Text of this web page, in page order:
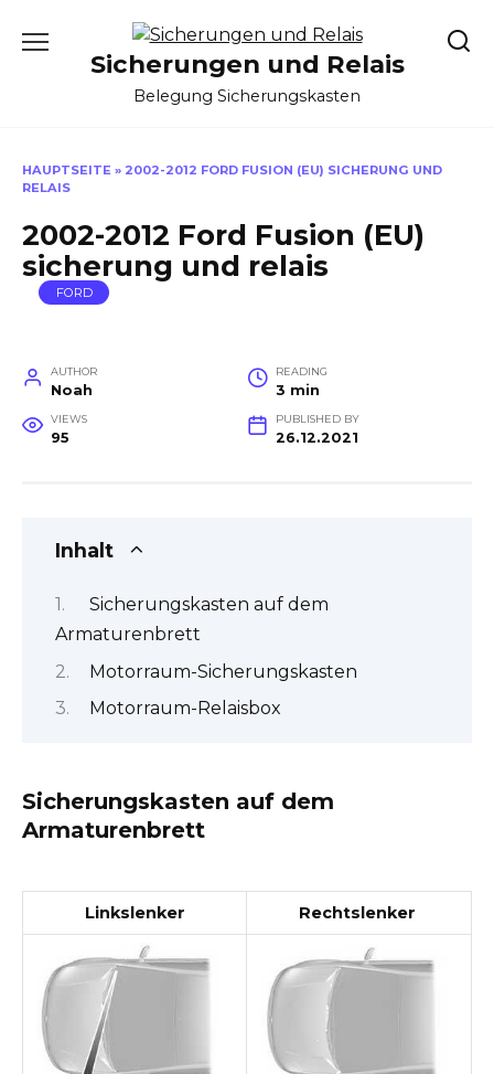
Sicherungen und Relais
Belegung Sicherungskasten
HAUPTSEITE » 2002-2012 FORD FUSION (EU) SICHERUNG UND
RELAIS
2002-2012 Ford Fusion (EU)
sicherung und relais
FORD
AUTHOR
Noah
READING
3 min
VIEWS
95
PUBLISHED BY
26.12.2021
Inhalt
Sicherungskasten auf dem
Armaturenbrett
Motorraum-Sicherungskasten
Motorraum-Relaisbox
Sicherungskasten auf dem
Armaturenbrett
Linkslenker Rechtslenker